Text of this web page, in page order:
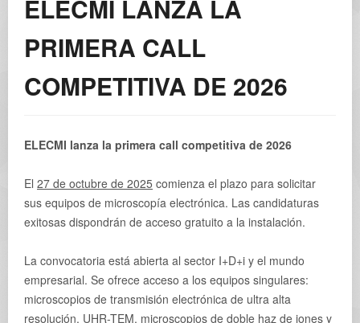
ELECMI LANZA LA
PRIMERA CALL
COMPETITIVA DE 2026
ELECMI lanza la primera call competitiva de 2026
El 27 de octubre de 2025 comienza el plazo para solicitar
sus equipos de microscopía electrónica. Las candidaturas
exitosas dispondrán de acceso gratuito a la instalación.
La convocatoria está abierta al sector I+D+i y el mundo
empresarial. Se ofrece acceso a los equipos singulares:
microscopios de transmisión electrónica de ultra alta
resolución, UHR-TEM, microscopios de doble haz de iones y